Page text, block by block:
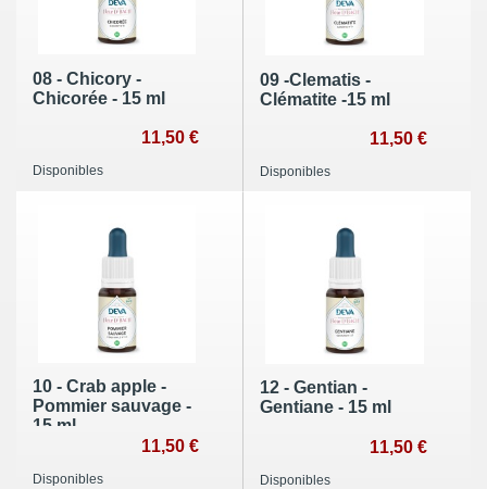
08 - Chicory -
Chicorée - 15 ml
11,50 €
Disponibles
09 -Clematis -
Clématite -15 ml
11,50 €
Disponibles
10 - Crab apple -
Pommier sauvage -
15 ml
11,50 €
Disponibles
12 - Gentian -
Gentiane - 15 ml
11,50 €
Disponibles